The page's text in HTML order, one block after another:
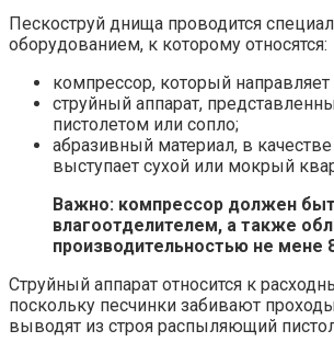
Пескоструй днища проводится
оборудованием, к которому относятся:
компрессор, который
струйный аппарат,
пистолетом или сопло;
абразивный материал, в качестве
выступает сухой или мокрый
Важно: компрессор должен
влагоотделителем, а также
производительностью не мене
Струйный аппарат относится к
поскольку песчинки забивают
выводят из строя распыляющий